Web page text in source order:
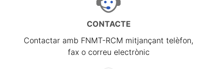
CONTACTE
Contactar amb FNMT-RCM mitjançant telèfon,
fax o correu electrònic